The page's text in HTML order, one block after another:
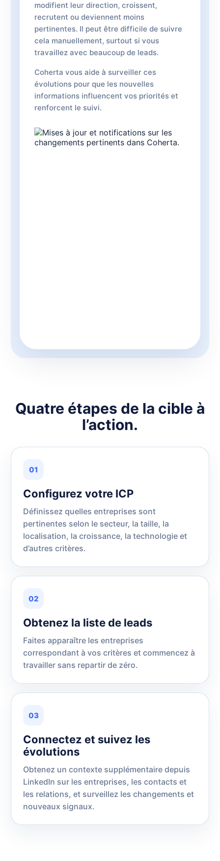
modifient leur direction, croissent,
recrutent ou deviennent moins
pertinentes. Il peut être difficile de suivre
cela manuellement, surtout si vous
travaillez avec beaucoup de leads.
Coherta vous aide à surveiller ces
évolutions pour que les nouvelles
informations influencent vos priorités et
renforcent le suivi.
Quatre étapes de la cible à
l’action.
01
Configurez votre ICP
Définissez quelles entreprises sont
pertinentes selon le secteur, la taille, la
localisation, la croissance, la technologie et
d’autres critères.
02
Obtenez la liste de leads
Faites apparaître les entreprises
correspondant à vos critères et commencez à
travailler sans repartir de zéro.
03
Connectez et suivez les
évolutions
Obtenez un contexte supplémentaire depuis
LinkedIn sur les entreprises, les contacts et
les relations, et surveillez les changements et
nouveaux signaux.